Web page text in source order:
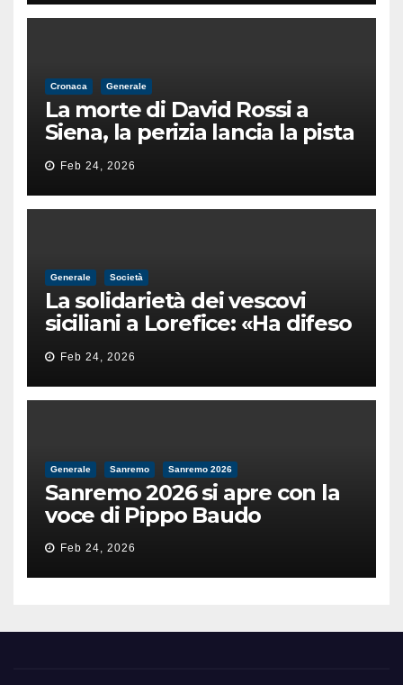
Cronaca Generale
La morte di David Rossi a
Siena, la perizia lancia la pista
di un’intimidazione finita
male
Feb 24, 2026
Generale Società
La solidarietà dei vescovi
siciliani a Lorefice: «Ha difeso
il valore e la dignità
dell’umanità»
Feb 24, 2026
Generale Sanremo Sanremo 2026
Sanremo 2026 si apre con la
voce di Pippo Baudo
Feb 24, 2026